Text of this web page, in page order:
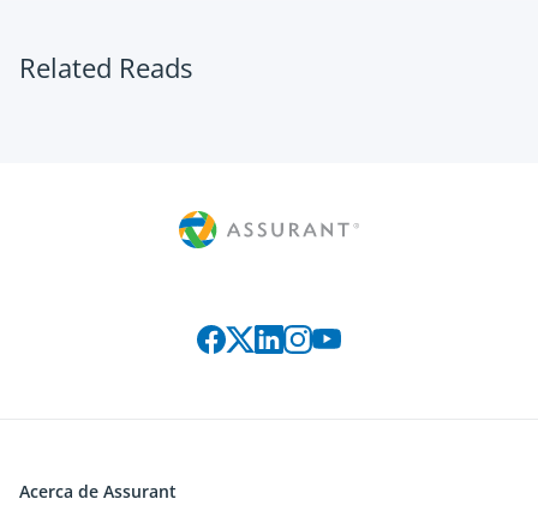
Related Reads
Acerca de Assurant